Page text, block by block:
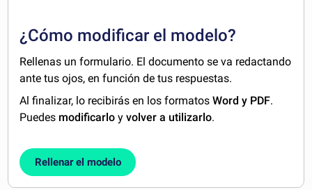
¿Cómo modificar el modelo?
Rellenas un formulario. El documento se va redactando
ante tus ojos, en función de tus respuestas.
Al finalizar, lo recibirás en los formatosWord y PDF.
Puedes modificarlo yvolver a utilizarlo.
Rellenar el modelo